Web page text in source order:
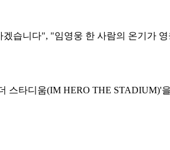
습니다", "임영웅 한 사람의 온기가
스타디움(IM HERO THE STADIUM)'